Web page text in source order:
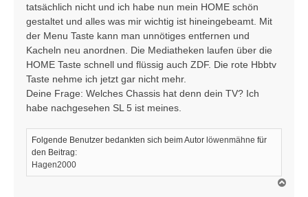
r
a
g
tatsächlich nicht und ich habe nun mein HOME schön
gestaltet und alles was mir wichtig ist hineingebeamt. Mit
der Menu Taste kann man unnötiges entfernen und
Kacheln neu anordnen. Die Mediatheken laufen über die
HOME Taste schnell und flüssig auch ZDF. Die rote Hbbtv
Taste nehme ich jetzt gar nicht mehr.
Deine Frage: Welches Chassis hat denn dein TV? Ich
habe nachgesehen SL 5 ist meines.
Folgende Benutzer bedankten sich beim Autor löwenmähne für
den Beitrag:
Hagen2000